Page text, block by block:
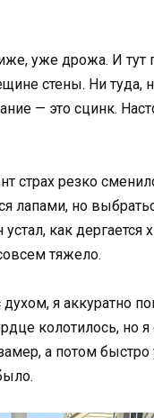
уже дрожа. И тут
стены. Ни туда,
— это сцинк.
страх резко
лапами, но
как дергается
тяжело.
я аккуратно
колотилось, но я
а потом быстро